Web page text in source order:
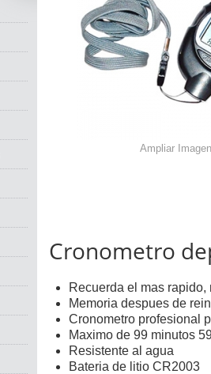
Ampliar Imagen
Cronometro
Recuerda el mas
Memoria despues de
Cronometro profesional
Maximo de 99 minutos
Resistente al agua
Bateria de litio CR2003